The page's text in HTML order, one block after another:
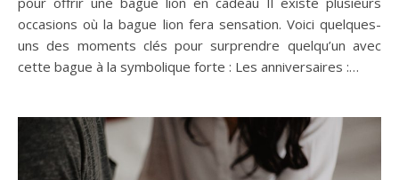
occasions où la bague lion fera sensation. Voici quelques-
uns des moments clés pour surprendre quelqu’un avec
cette bague à la symbolique forte : Les anniversaires :…